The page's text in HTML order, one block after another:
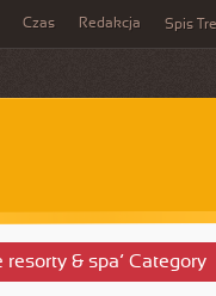
Czas Redakcja Spis
& spa’ Category